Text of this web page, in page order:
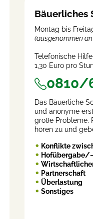
Bäuerliches
Montag bis
(ausgenommen
Telefonische
1,30 Euro pro
0810/
Das Bäuerliche
und anonyme
große Probleme.
hören zu und
Konflikte
Hofübergabe/
Partnerschaft
Überlastung
Sonstiges